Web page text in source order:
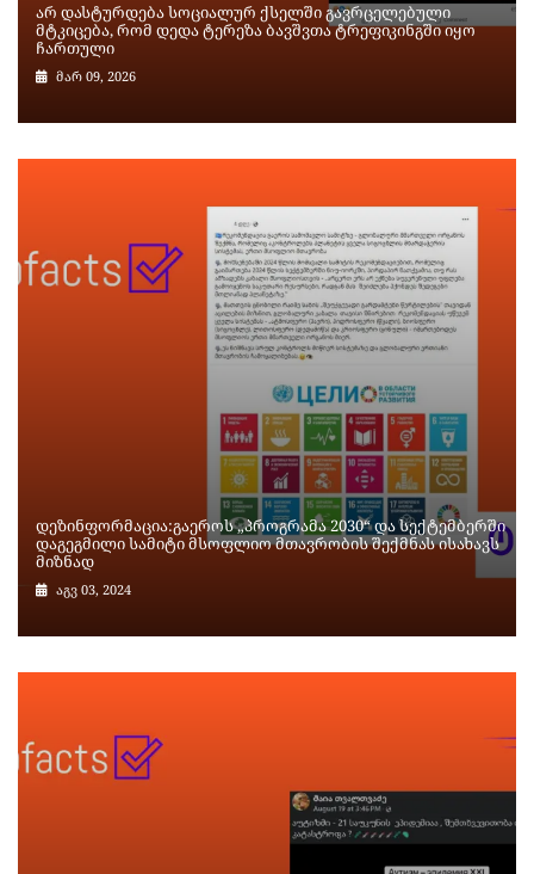
არ დასტურდება სოციალურ ქსელში გავრცელებული
მტკიცება, რომ დედა ტერეზა ბავშვთა ტრეფიკინგში იყო
ჩართული
მარ 09, 2026
დეზინფორმაცია:გაეროს „პროგრამა 2030“ და სექტემბერში
დაგეგმილი სამიტი მსოფლიო მთავრობის შექმნას ისახავს
მიზნად
აგვ 03, 2024